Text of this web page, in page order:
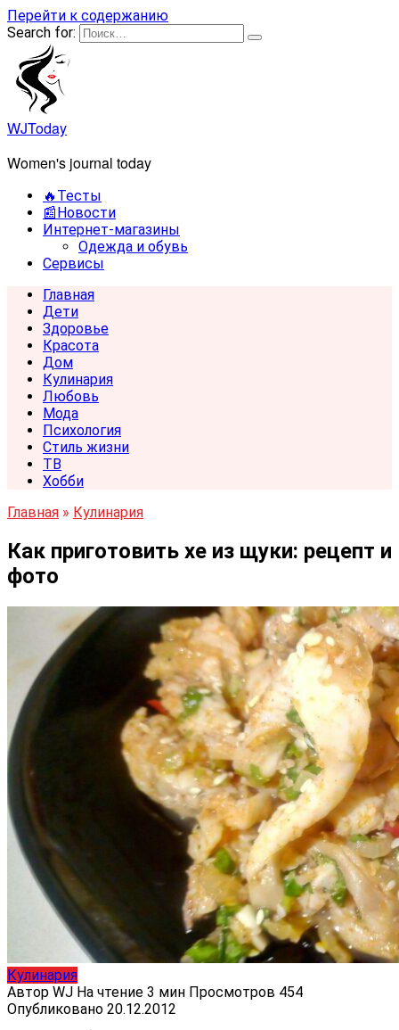
Перейти к содержанию
Search for:
WJToday
Women's journal today
🔥Тесты
📰Новости
Интернет-магазины
Одежда и обувь
Сервисы
Главная
Дети
Здоровье
Красота
Дом
Кулинария
Любовь
Мода
Психология
Стиль жизни
ТВ
Хобби
Главная » Кулинария
Как приготовить хе из щуки: рецепт и
фото
Кулинария
Автор WJ На чтение 3 мин Просмотров 454
Опубликовано 20.12.2012